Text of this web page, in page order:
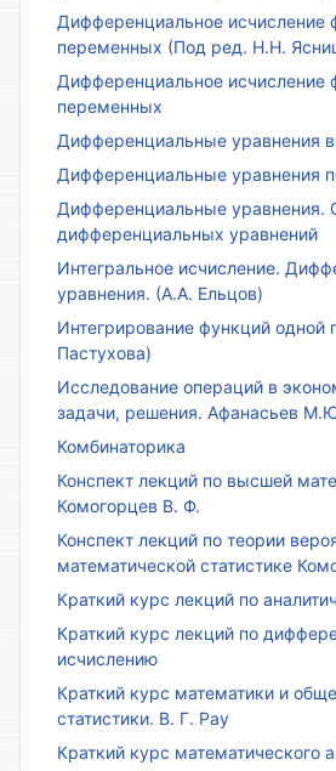
Дифференциальное исчисление
переменных (Под ред. Н.Н.
Дифференциальное исчисление
переменных
Дифференциальные уравнения
Дифференциальные уравнения
Дифференциальные уравнения.
дифференциальных уравнений
Интегральное исчисление.
уравнения. (А.А. Ельцов)
Интегрирование функций одной
Пастухова)
Исследование операций в
задачи, решения. Афанасьев
Комбинаторика
Конспект лекций по высшей
Комогорцев В. Ф.
Конспект лекций по теории
математической статистике
Краткий курс лекций по
Краткий курс лекций по
исчислению
Краткий курс математики и
статистики. В. Г. Рау
Краткий курс математического